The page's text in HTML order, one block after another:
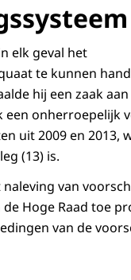
elk geval het
te kunnen
hij een zaak
een onherroepelijk
uit 2009 en 2013,
(13) is.
van
Hoge Raad toe
van de